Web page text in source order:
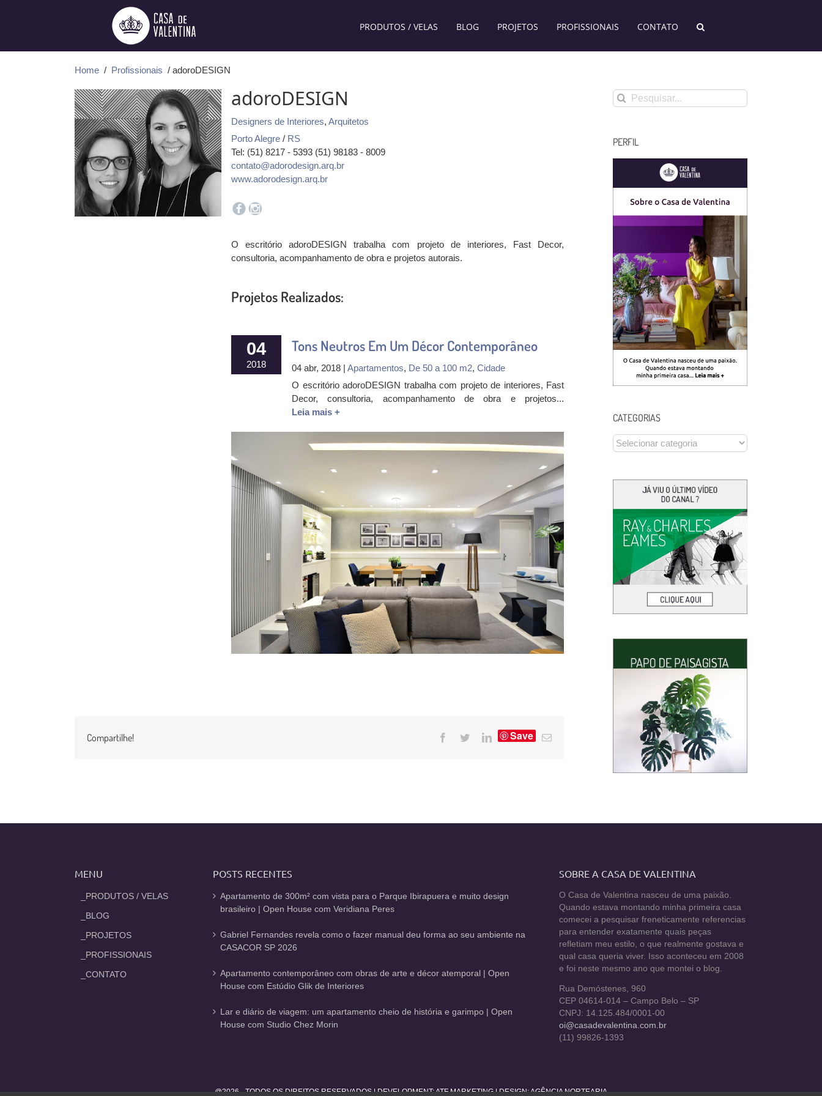
PRODUTOS / VELAS BLOG PROJETOS PROFISSIONAIS CONTATO
Home / Profissionais / adoroDESIGN
adoroDESIGN
Designers de Interiores, Arquitetos
Porto Alegre / RS
Tel: (51) 8217 - 5393 (51) 98183 - 8009
contato@adorodesign.arq.br
www.adorodesign.arq.br
O escritório adoroDESIGN trabalha com projeto de interiores, Fast Decor,
consultoria, acompanhamento de obra e projetos autorais.
Projetos Realizados:
04
2018
Tons Neutros Em Um Décor Contemporâneo
04 abr, 2018 | Apartamentos, De 50 a 100 m2, Cidade
O escritório adoroDESIGN trabalha com projeto de interiores, Fast
Decor, consultoria, acompanhamento de obra e projetos...
Leia mais +
Compartilhe! Facebook
TwitterLinkedIn
Save
E-
Buscar
resultados
PERFIL
CATEGORIAS
CATEGORIAS
MENU
_PRODUTOS / VELAS
_BLOG
_PROJETOS
_PROFISSIONAIS
_CONTATO
POSTS RECENTES
Apartamento de 300m² com vista para o Parque Ibirapuera e muito design
brasileiro | Open House com Veridiana Peres
Gabriel Fernandes revela como o fazer manual deu forma ao seu ambiente na
CASACOR SP 2026
Apartamento contemporâneo com obras de arte e décor atemporal | Open
House com Estúdio Glik de Interiores
Lar e diário de viagem: um apartamento cheio de história e garimpo | Open
House com Studio Chez Morin
SOBRE A CASA DE VALENTINA
O Casa de Valentina nasceu de uma paixão.
Quando estava montando minha primeira casa
comecei a pesquisar freneticamente referencias
para entender exatamente quais peças
refletiam meu estilo, o que realmente gostava e
qual casa queria viver. Isso aconteceu em 2008
e foi neste mesmo ano que montei o blog.
Rua Demóstenes, 960
CEP 04614-014 – Campo Belo – SP
CNPJ: 14.125.484/0001-00
oi@casadevalentina.com.br
(11) 99826-1393
@2026 - TODOS OS DIREITOS RESERVADOS | DEVELOPMENT:ATF MARKETING| DESIGN: AGÊNCIA NORTEARIA